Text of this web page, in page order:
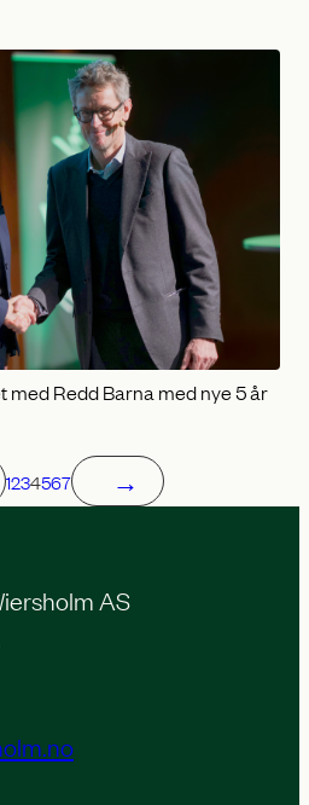
Redd Barna med nye 5 år
1234567 →
AS